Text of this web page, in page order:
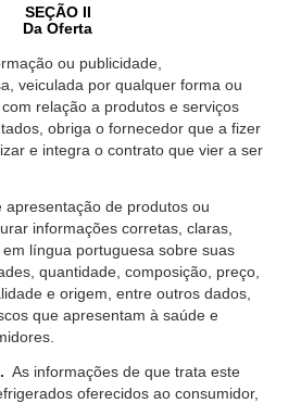
SEÇÃO II
Da Oferta
ou publicidade,
veiculada por qualquer forma ou
relação a produtos e serviços
obriga o fornecedor que a fizer
e integra o contrato que vier a ser
apresentação de produtos ou
informações corretas, claras,
língua portuguesa sobre suas
quantidade, composição, preço,
e origem, entre outros dados,
que apresentam à saúde e
As informações de que trata este
oferecidos ao consumidor,